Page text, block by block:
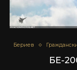
Бериев
БЕ-